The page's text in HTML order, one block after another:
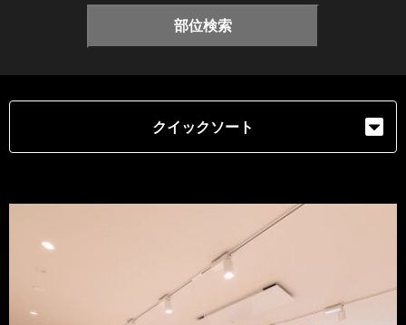
部位検索
クイックソート